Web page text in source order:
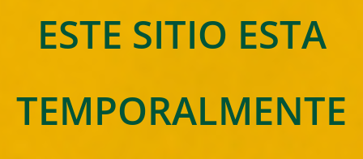
ESTE SITIO ESTA
TEMPORALMENTE